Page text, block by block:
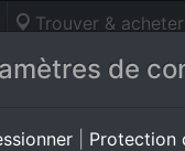
Trouver & acheter
Leopoldshafen
de
Protection